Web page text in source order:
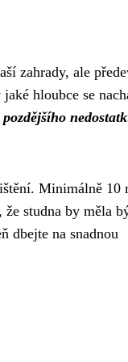
zahrady, ale
hloubce se
Minimálně 10
studna by měla
dbejte na snadnou